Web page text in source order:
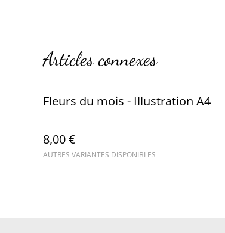
Articles connexes
Fleurs du mois - Illustration A4
8,00 €
AUTRES VARIANTES DISPONIBLES